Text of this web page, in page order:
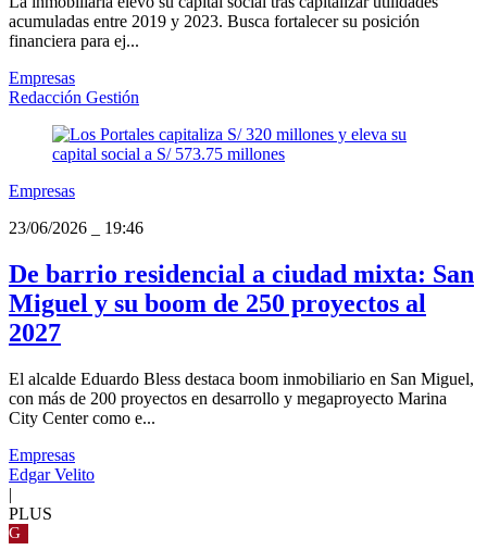
acumuladas entre 2019 y 2023. Busca fortalecer su posición
financiera para ej...
Empresas
Redacción Gestión
Empresas
23/06/2026
19:46
De barrio residencial a ciudad mixta: San
Miguel y su boom de 250 proyectos al
2027
El alcalde Eduardo Bless destaca boom inmobiliario en San Miguel,
con más de 200 proyectos en desarrollo y megaproyecto Marina
City Center como e...
Empresas
Edgar Velito
|
PLUS
G